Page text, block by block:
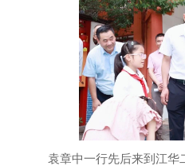
袁章中一行先后来到江华